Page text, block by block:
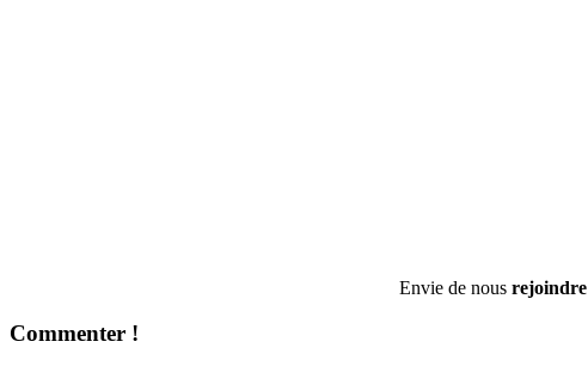
Envie de nous rejoindre
Commenter !